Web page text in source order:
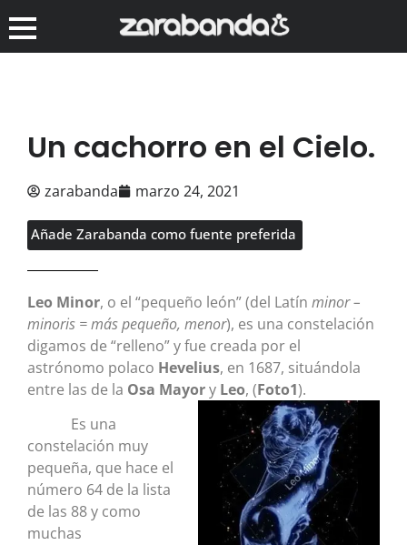
Un cachorro en el Cielo.
zarabanda marzo 24, 2021
Añade Zarabanda como fuente preferida
Leo Minor, o el “pequeño león” (del Latín minor –
minoris = más pequeño, menor), es una constelación
digamos de “relleno” y fue creada por el
astrónomo polaco Hevelius, en 1687, situándola
entre las de la Osa Mayory Leo, (Foto1).
Es una
constelación muy
pequeña, que hace el
número 64 de la lista
de las 88 y como
muchas